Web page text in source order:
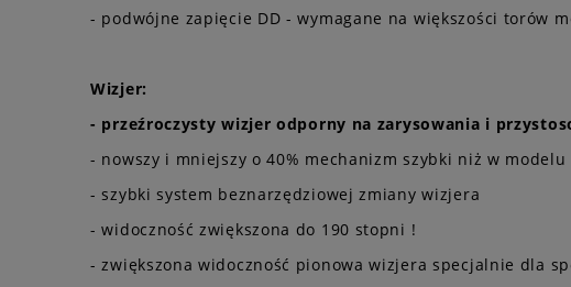
- podwójne zapięcie DD - wymagane na większości torów
Wizjer:
- przeźroczysty wizjer odporny na zarysowania i
- nowszy i mniejszy o 40% mechanizm szybki niż w modelu
- szybki system beznarzędziowej zmiany wizjera
- widoczność zwiększona do 190 stopni !
- zwiększona widoczność pionowa wizjera specjalnie dla